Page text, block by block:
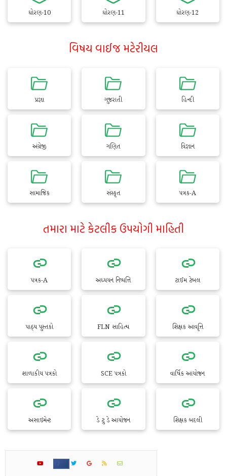
ધોરણ-10 ધોરણ-11 ધોરણ-12
વિષય વાઈજ મટેરીયલ
પ્રજ્ઞા ગુજરાતી હિન્દી
અંગ્રેજી ગણિત વિજ્ઞાન
સામાજિક સંસ્કૃત પત્રક-A
તમારા માટે કેટલીક ઉપયોગી માહિતી
પત્રક-A અધ્યયન નિષ્પત્તિ ટાઈમ ટેબલ
પાઠ્ય પુસ્તકો FLN સાહિત્ય શિક્ષક આવૃત્તિ
શાળાકીય પત્રકો SCE પત્રકો વાર્ષિક આયોજન
અસાઇમેન્ટ ડે ટુ ડે આયોજન શિક્ષક બદલી